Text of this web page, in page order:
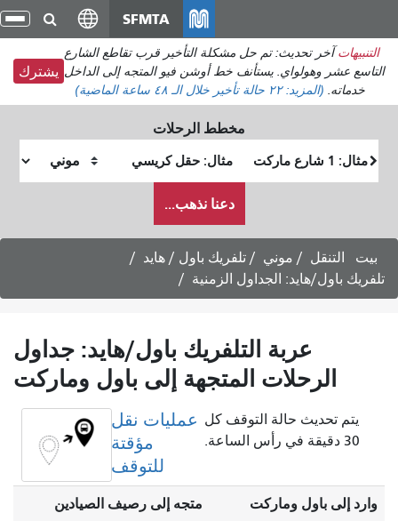
انتقل
إلى
المحتوى
الرئيسي
SFMTA
التنبيهات آخر تحديث: تم حل مشكلة التأخير قرب تقاطع الشارع
التاسع عشر وهولواي. يستأنف خط أوشن فيو المتجه إلى الداخل
خدماته. (المزيد:٢٢ حالة تأخير خلال الـ ٤٨ ساعة الماضية)
يشترك
مخطط الرحلات
البداية
النهاية
أرغب
في
السفر
دعنا نذهب...
بيت التنقل موني
تلفريك باول / هايد
تلفريك باول/هايد: الجداول الزمنية
عربة التلفريك باول/هايد: جداول
الرحلات المتجهة إلى باول وماركت
عمليات نقل
مؤقتة
للتوقف
يتم تحديث حالة التوقف كل
30 دقيقة في رأس الساعة.
وارد إلى باول وماركت متجه إلى رصيف الصيادين